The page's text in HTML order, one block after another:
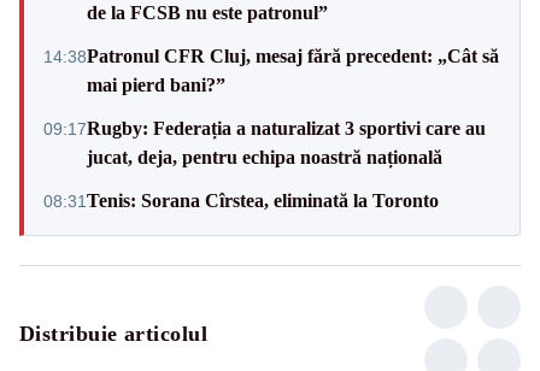
de la FCSB nu este patronul”
14:38Patronul CFR Cluj, mesaj fără precedent: „Cât să
mai pierd bani?”
09:17Rugby: Federația a naturalizat 3 sportivi care au
jucat, deja, pentru echipa noastră națională
08:31Tenis: Sorana Cîrstea, eliminată la Toronto
Distribuie articolul